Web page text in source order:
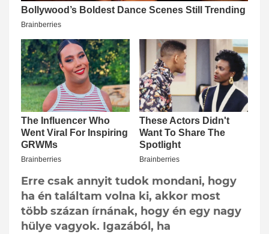
Erre csak annyit tudok mondani, hogy
ha én találtam volna ki, akkor most
több százan írnának, hogy én egy nagy
hülye vagyok. Igazából, ha